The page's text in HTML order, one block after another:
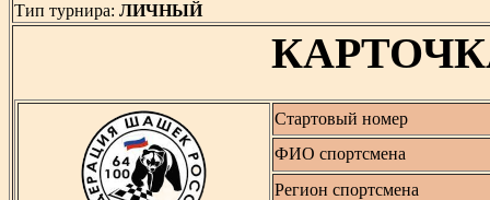
Тип турнира: ЛИЧНЫЙ
Стартовый номер
ФИО спортсмена
Регион спортсмена